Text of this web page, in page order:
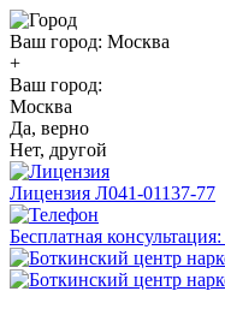
Ваш город: Москва
+
Ваш город:
Москва
Да, верно
Нет, другой
Лицензия Л041-01137-77
Бесплатная консультация: